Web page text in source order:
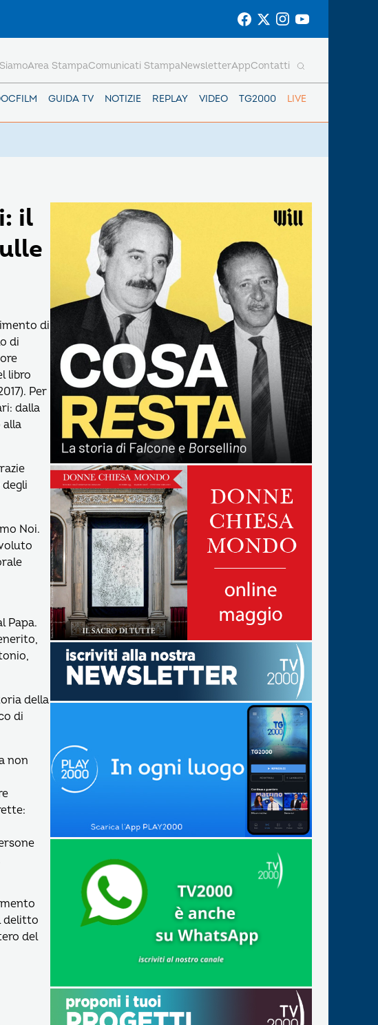
GUIDA TV NOTIZIE REPLAY VIDEO TG2000 LIVE
Area StampaComunicati StampaNewsletterAppContatti
il
di
di
libro
Per
dalla
alla
Noi.
Papa.
della
di
non
delitto
del